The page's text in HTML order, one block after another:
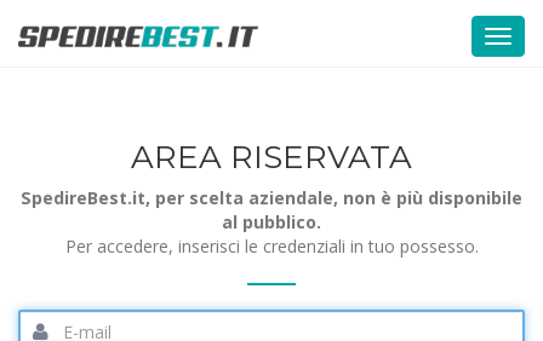
AREA RISERVATA
SpedireBest.it, per scelta aziendale, non è più disponibile
al pubblico.
Per accedere, inserisci le credenziali in tuo possesso.